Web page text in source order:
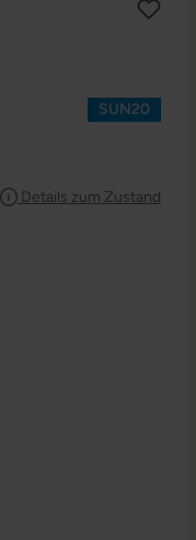
SUN20
Details zum Zustand